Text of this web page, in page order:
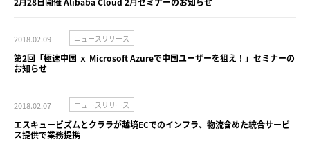
2018.02.09 ニュースリリース
第2回「極速中国 ｘ Microsoft Azureで中国ユーザーを狙え！」セミナーの
お知らせ
2018.02.07 ニュースリリース
エスキュービズムとクララが越境ECでのインフラ、物流含めた統合サービ
ス提供で業務提携